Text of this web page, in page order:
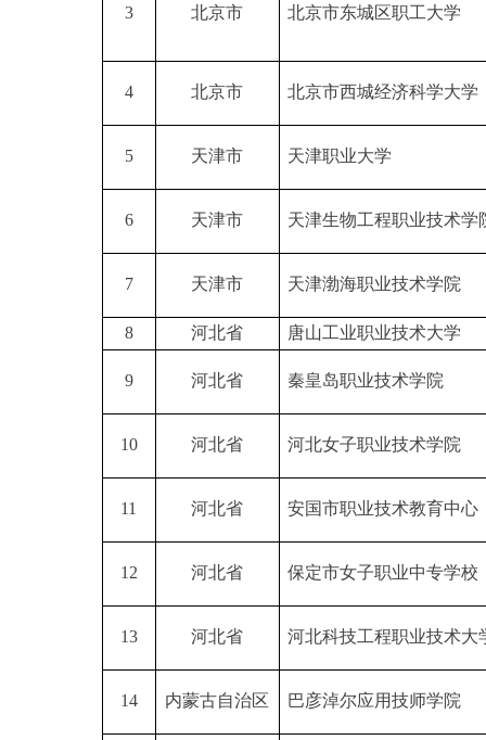
3 北京市 北京市东城区职工大学
4 北京市 北京市西城经济科学大学
5 天津市 天津职业大学
6 天津市 天津生物工程职业技术学
7 天津市 天津渤海职业技术学院
8 河北省 唐山工业职业技术大学
9 河北省 秦皇岛职业技术学院
10 河北省 河北女子职业技术学院
11 河北省 安国市职业技术教育中心
12 河北省 保定市女子职业中专学校
13 河北省 河北科技工程职业技术大
14 内蒙古自治区 巴彦淖尔应用技师学院